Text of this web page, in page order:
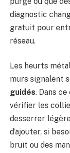
diagnostic
gratuit pour
réseau.
Les heurts
murs signalent
guidés. Dans
vérifier les
desserrer
d’ajouter, si
bruit ou des